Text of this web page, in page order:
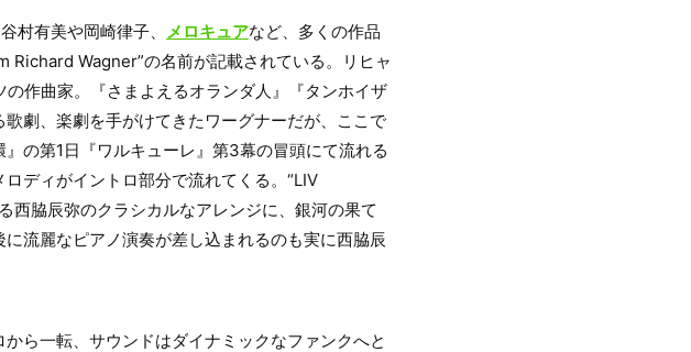
村有美や岡崎律子、 メロキュアなど、多くの作品
Richard Wagner”の名前が記載されている。リヒャ
作曲家。『さまよえるオランダ人』『タンホイザ
劇、楽劇を手がけてきたワーグナーだが、ここで
の第1日『ワルキューレ』第3幕の冒頭にて流れる
ディがイントロ部分で流れてくる。“LIV
西脇辰弥のクラシカルなアレンジに、銀河の果て
流麗なピアノ演奏が差し込まれるのも実に西脇辰
ら一転、サウンドはダイナミックなファンクへと